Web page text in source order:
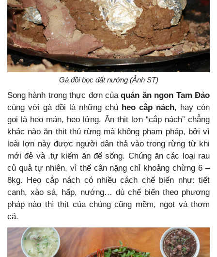
Gà đồi bọc đất nướng (Ảnh ST)
Song hành trong thực đơn củaquán ăn ngon Tam Đảo
cùng với gà đồi là những chú heo cắp nách, hay còn
gọi là heo mán, heo lửng. Ăn thịt lợn “cắp nách” chẳng
khác nào ăn thịt thú rừng mà không phạm pháp, bởi vì
loài lợn này được người dân thả vào trong rừng từ khi
mới đẻ và .tự kiếm ăn để sống. Chúng ăn các loại rau
củ quả tự nhiên, vì thế cân nặng chỉ khoảng chừng 6 –
8kg. Heo cắp nách có nhiều cách chế biến như: tiết
canh, xào sả, hấp, nướng… dù chế biến theo phương
pháp nào thì thịt của chúng cũng mềm, ngọt và thơm
cả.